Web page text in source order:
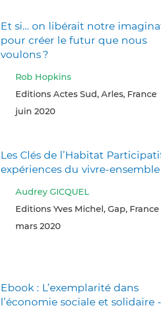
Et si… on libérait notre
pour créer le futur que nous
voulons ?
Rob Hopkins
Editions Actes Sud, Arles, France
juin 2020
Les Clés de l’Habitat
expériences du vivre-ensemble
Audrey GICQUEL
Editions Yves Michel, Gap, France
mars 2020
Ebook : L’exemplarité dans
l’économie sociale et solidaire -